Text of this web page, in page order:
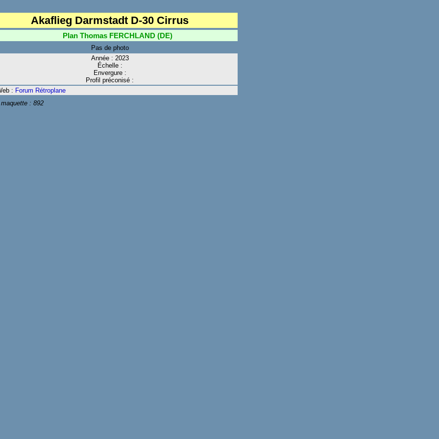
Akaflieg Darmstadt D-30 Cirrus
Plan Thomas FERCHLAND (DE)
Pas de photo
Année : 2023
Échelle :
Envergure :
Profil préconisé :
: Forum Rétroplane
: 892